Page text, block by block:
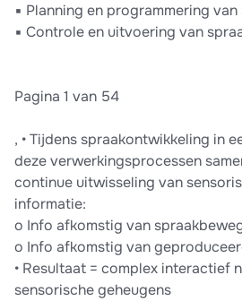
▪ Planning en programmering
▪ Controle en uitvoering van
Pagina 1 van 54
, • Tijdens spraakontwikkeling in
deze verwerkingsprocessen
continue uitwisseling van
informatie:
o Info afkomstig van
o Info afkomstig van
• Resultaat = complex interactief
sensorische geheugens